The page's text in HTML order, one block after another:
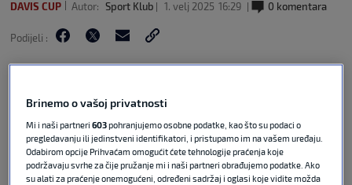
DAVIS CUP Autor: Sport Klub 1. velj 2025 16:29 0 komentara
Podijeli :
Brinemo o vašoj privatnosti
Mi i naši partneri603pohranjujemo osobne podatke, kao što su podaci o
pregledavanju ili jedinstveni identifikatori, i pristupamo im na vašem uređaju.
Odabirom opcije Prihvaćam omogućit ćete tehnologije praćenja koje
podržavaju svrhe za čije pružanje mi i naši partneri obrađujemo podatke. Ako
su alati za praćenje onemogućeni, određeni sadržaj i oglasi koje vidite možda